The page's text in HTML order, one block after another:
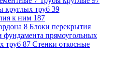
круглых труб 39
к ним 187
8 Блоки перекрытия
фундамента прямоугольных
труб 87 Стенки откосные